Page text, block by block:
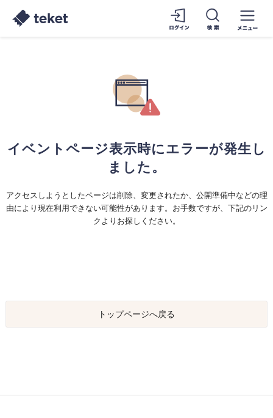
イベントページ表示時にエラーが発生し
ました。
アクセスしようとしたページは削除、変更されたか、公開準備中などの理
由により現在利用できない可能性があります。お手数ですが、下記のリン
クよりお探しください。
トップページへ戻る